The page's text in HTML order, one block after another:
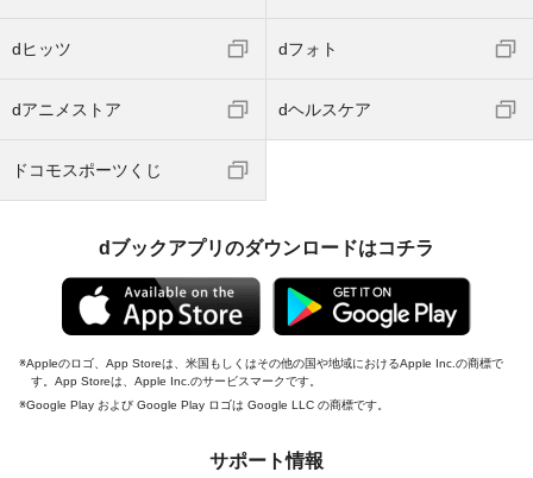
dヒッツ dフォト
dアニメストア dヘルスケア
ドコモスポーツくじ
dブックアプリのダウンロードはコチラ
Appleのロゴ、App Storeは、米国もしくはその他の国や地域におけるApple Inc.の商標で
す。App Storeは、Apple Inc.のサービスマークです。
Google Play および Google Play ロゴは Google LLC の商標です。
サポート情報